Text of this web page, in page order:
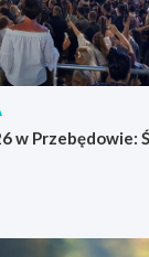
w Przebędowie: